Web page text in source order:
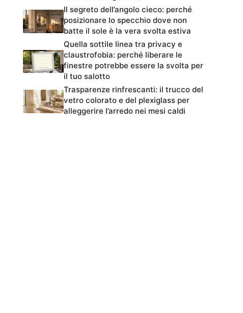
Il segreto dell’angolo cieco: perché
posizionare lo specchio dove non
batte il sole è la vera svolta estiva
Quella sottile linea tra privacy e
claustrofobia: perché liberare le
finestre potrebbe essere la svolta per
il tuo salotto
Trasparenze rinfrescanti: il trucco del
vetro colorato e del plexiglass per
alleggerire l’arredo nei mesi caldi